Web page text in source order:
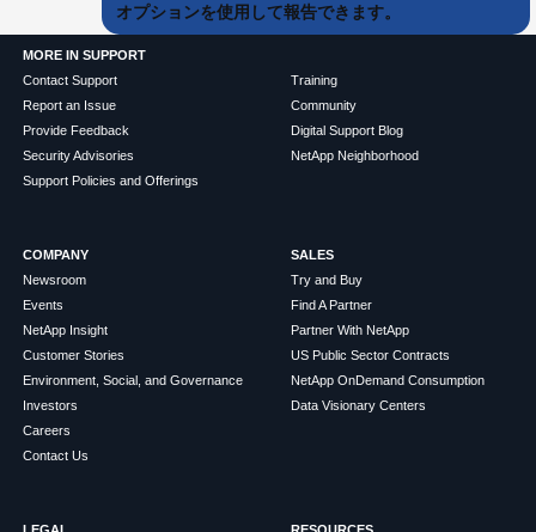
オプションを使用して報告できます。
MORE IN SUPPORT
Contact Support
Report an Issue
Provide Feedback
Security Advisories
Support Policies and Offerings
Training
Community
Digital Support Blog
NetApp Neighborhood
COMPANY
Newsroom
Events
NetApp Insight
Customer Stories
Environment, Social, and Governance
Investors
Careers
Contact Us
SALES
Try and Buy
Find A Partner
Partner With NetApp
US Public Sector Contracts
NetApp OnDemand Consumption
Data Visionary Centers